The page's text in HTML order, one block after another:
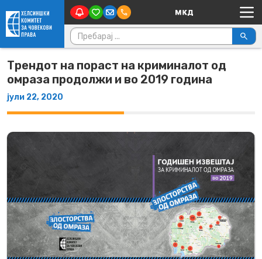
Skip to content Main Navigation
Пребарувај за:
Трендот на пораст на криминалот од
омраза продолжи и во 2019 година
јули 22, 2020